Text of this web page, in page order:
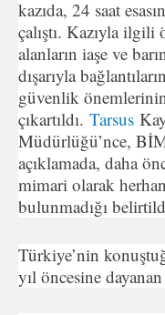
kazıda, 24 saat
çalıştı. Kazıyla ilgili
alanların iaşe ve
dışarıyla
güvenlik
çıkartıldı. Tarsus
Müdürlüğü’nce,
açıklamada, daha
mimari olarak
bulunmadığı
Türkiye’nin
yıl öncesine